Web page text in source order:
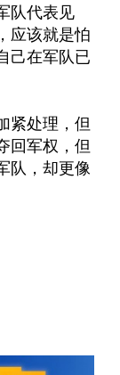
队代表见
应该就是怕
己在军队已
紧处理，但
回军权，但
队，却更像